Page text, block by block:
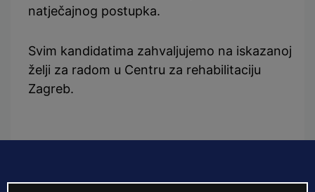
natječajnog postupka.
Svim kandidatima zahvaljujemo na iskazanoj
želji za radom u Centru za rehabilitaciju
Zagreb.